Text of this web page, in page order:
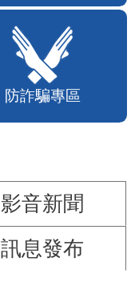
防詐騙專區
影音新聞
訊息發布